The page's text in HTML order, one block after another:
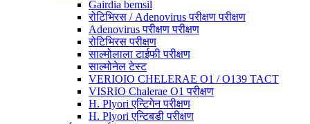
Gairdia bemsil
रोटिभिरस / Adenovirus परीक्षण परीक्षण
Adenovirus परीक्षण परीक्षण
रोटिभिरस परीक्षण
साल्मोलाला टाईफी परीक्षण
साल्मोनेल टेस्ट
VERIOIO CHELERAE O1 / O139 TACT
VISRIO Chalerae O1 परीक्षण
H. Plyori एन्टिगेन परीक्षण
H. Plyori एन्टिबडी परीक्षण